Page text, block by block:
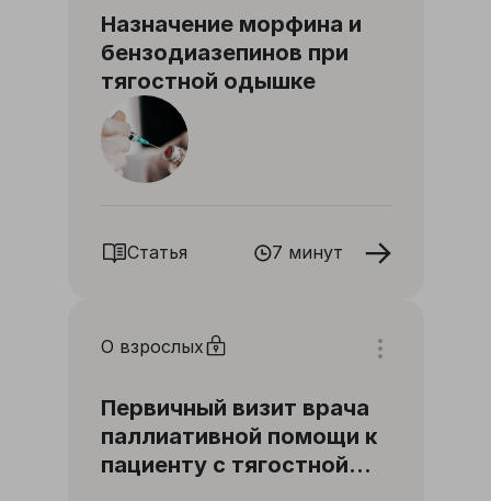
Назначение морфина и
бензодиазепинов при
тягостной одышке
Статья 7 минут
О взрослых
Первичный визит врача
паллиативной помощи к
пациенту с тягостной